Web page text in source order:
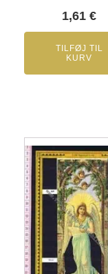
1,61€
TILFØJ TIL
KURV